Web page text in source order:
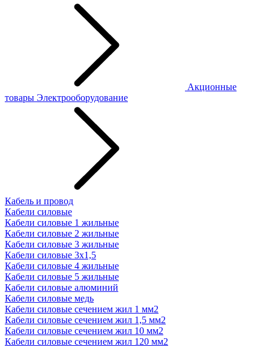
Акционные
товары Электрооборудование
Кабель и провод
Кабели силовые
Кабели силовые 1 жильные
Кабели силовые 2 жильные
Кабели силовые 3 жильные
Кабели силовые 3х1,5
Кабели силовые 4 жильные
Кабели силовые 5 жильные
Кабели силовые алюминий
Кабели силовые медь
Кабели силовые сечением жил 1 мм2
Кабели силовые сечением жил 1,5 мм2
Кабели силовые сечением жил 10 мм2
Кабели силовые сечением жил 120 мм2